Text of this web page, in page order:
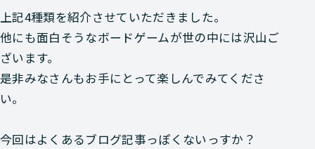
上記4種類を紹介させていただきました。
他にも面白そうなボードゲームが世の中には沢山ご
ざいます。
是非みなさんもお手にとって楽しんでみてくださ
い。
今回はよくあるブログ記事っぽくないっすか？